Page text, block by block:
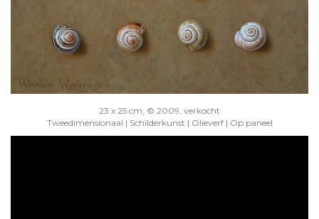
23 x 25 cm, © 2009, verkocht
Tweedimensionaal | Schilderkunst | Olieverf | Op paneel